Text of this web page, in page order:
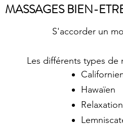
S'accorder un
Les différents types de
Hawaïen
MASSAGES BIEN-